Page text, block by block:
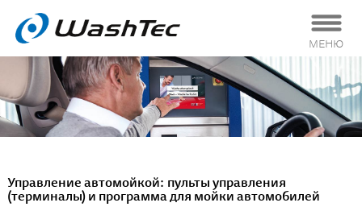
МЕНЮ
Управление автомойкой: пульты управления
(терминалы) и программа для мойки автомобилей